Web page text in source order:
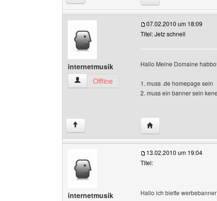
internetmusik
internetmusik Benutzer-Profile anzeigen
Offline
07.02.2010 um 18:09
Titel: Jetz schnell
Hallo Meine Domaine
1. muss .de homepage sein
2. muss ein banner sein
↑ Website dieses
internetmusik
13.02.2010 um 19:04
Titel:
Hallo ich biette